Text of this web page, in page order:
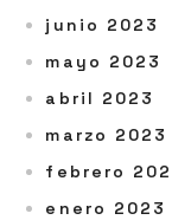
junio 2023
mayo 2023
abril 2023
marzo 2023
febrero
enero 2023